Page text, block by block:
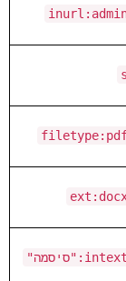
inurl :
s
filetype:
ext :
intext
: "סיסמה"